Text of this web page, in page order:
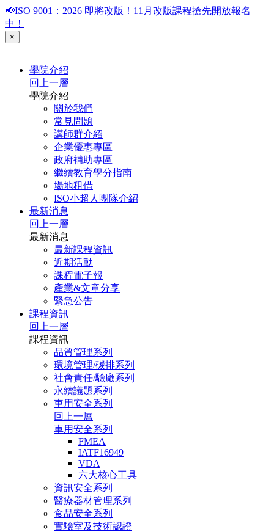
📢ISO 9001：2026 即將改版！11月改版課程搶先開放報名
中！
×
學院介紹
回上一層
學院介紹
關於我們
常見問題
講師群介紹
企業優惠專區
政府補助專區
繼續教育學分指南
場地租借
ISO小超人團隊介紹
最新消息
回上一層
最新消息
最新課程資訊
近期活動
課程電子報
產業&文章分享
緊急公告
課程資訊
回上一層
課程資訊
品質管理系列
環境管理/碳排系列
社會責任/驗廠系列
永續議題系列
車用安全系列
回上一層
車用安全系列
FMEA
IATF16949
VDA
六大核心工具
資訊安全系列
醫療器材管理系列
食品安全系列
實驗室及技術認證